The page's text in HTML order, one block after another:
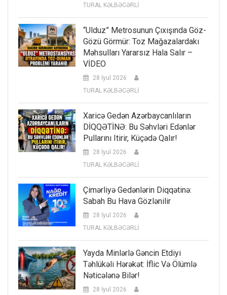
TURAL KƏLBƏCƏRLİ
“Ulduz” Metrosunun Çıxışında Göz-
Gözü Görmür: Toz Mağazalardakı
Məhsulları Yararsız Hala Salır –
VİDEO
28 İyul 2026
TURAL KƏLBƏCƏRLİ
Xaricə Gedən Azərbaycanlıların
DİQQƏTİNƏ: Bu Səhvləri Edənlər
Pullarını Itirir, Küçədə Qalır!
28 İyul 2026
TURAL KƏLBƏCƏRLİ
Çimərliyə Gedənlərin Diqqətinə:
Sabah Bu Hava Gözlənilir
28 İyul 2026
TURAL KƏLBƏCƏRLİ
Yayda Minlərlə Gəncin Etdiyi
Təhlükəli Hərəkət: İflic Və Ölümlə
Nəticələnə Bilər!
28 İyul 2026